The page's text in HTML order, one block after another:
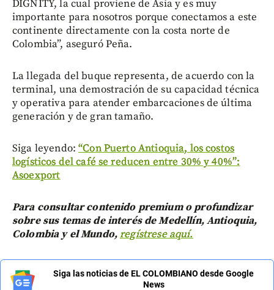
DIGNITY, la cual proviene de Asia y es muy
importante para nosotros porque conectamos a este
continente directamente con la costa norte de
Colombia”, aseguró Peña.
La llegada del buque representa, de acuerdo con la
terminal, una demostración de su capacidad técnica
y operativa para atender embarcaciones de última
generación y de gran tamaño.
Siga leyendo:“Con Puerto Antioquia, los costos
logísticos del café se reducen entre 30% y 40%”:
Asoexport
Para consultar contenido premium o profundizar
sobre sus temas de interés de Medellín, Antioquia,
Colombia y el Mundo,regístrese aquí.
Siga las noticias de EL COLOMBIANO desde Google
News